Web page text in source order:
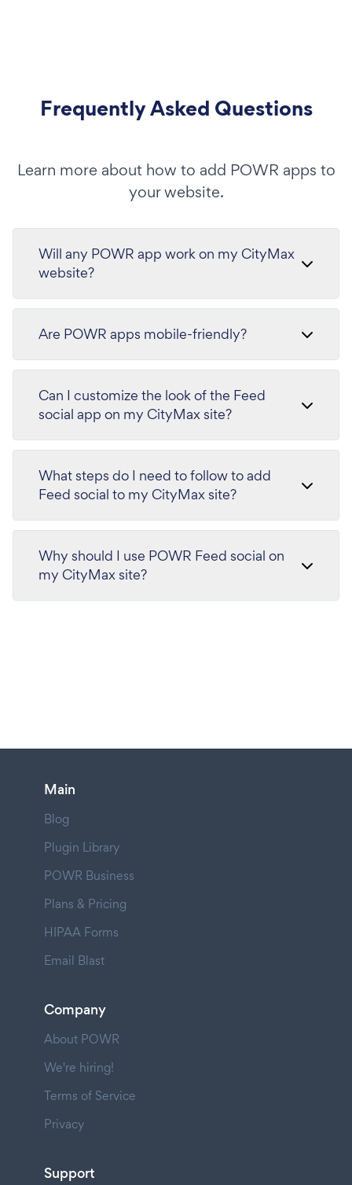
Frequently Asked Questions
Learn more about how to add POWR apps to
your website.
Will any POWR app work on my CityMax
website?
Are POWR apps mobile-friendly?
Can I customize the look of the Feed
social app on my CityMax site?
What steps do I need to follow to add
Feed social to my CityMax site?
Why should I use POWR Feed social on
my CityMax site?
Main
Blog
Plugin Library
POWR Business
Plans & Pricing
HIPAA Forms
Email Blast
Company
About POWR
We're hiring!
Terms of Service
Privacy
Support